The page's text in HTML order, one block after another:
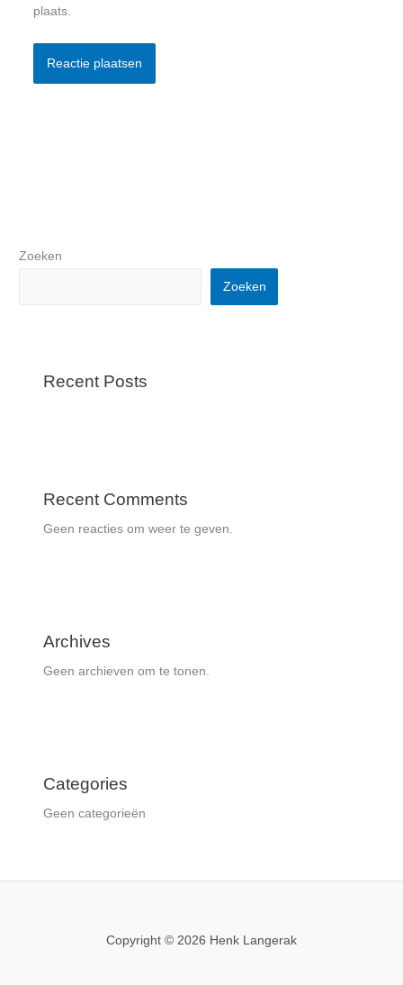
plaats.
Zoeken
Zoeken
Recent Posts
Recent Comments
Geen reacties om weer te geven.
Archives
Geen archieven om te tonen.
Categories
Geen categorieën
Copyright © 2026 Henk Langerak